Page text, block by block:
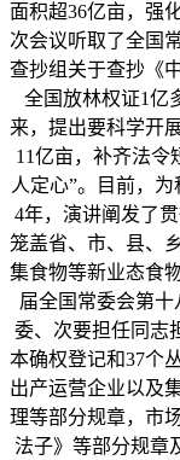
面积超36亿亩，强
次会议听取了全国
查抄组关于查抄《
全国放林权证1亿
来，提出要科学开
11亿亩，补齐法令
人定心”。目前，
4年，演讲阐发了
笼盖省、市、县、
集食物等新业态食
届全国常委会第
委、次要担任同志
本确权登记和37个
出产运营企业以及
理等部分规章，市
法子》等部分规章